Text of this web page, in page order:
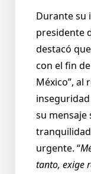
Durante su
presidente
destacó
con el fin
México”, al
su mensaje
urgente. “
tanto, exige